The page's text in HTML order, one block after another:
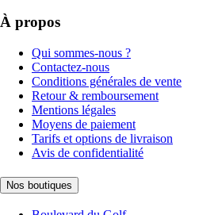
À propos
Qui sommes-nous ?
Contactez-nous
Conditions générales de vente
Retour & remboursement
Mentions légales
Moyens de paiement
Tarifs et options de livraison
Avis de confidentialité
Nos boutiques